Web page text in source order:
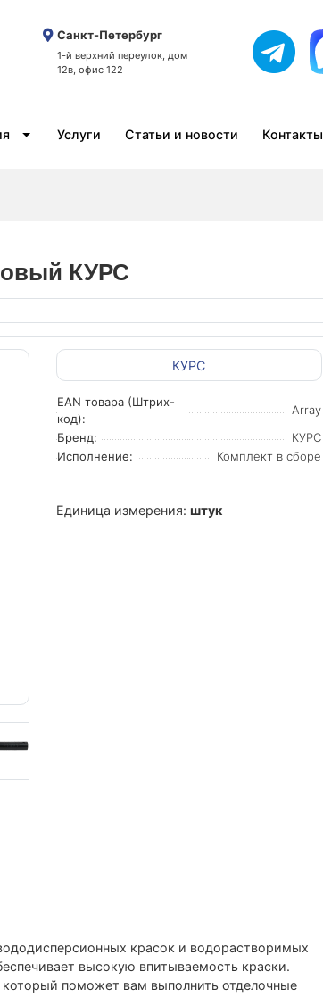
Санкт-Петербург
1-й верхний переулок, дом
12в, офис 122
Услуги Статьи и новости Контакты
КУРС
КУРС
EAN товара (Штрих-
код):
Array
Бренд:
КУРС
Исполнение:
Комплект в сборе
Единица измерения: штук
красок и водорастворимых
высокую впитываемость краски.
поможет вам выполнить отделочные